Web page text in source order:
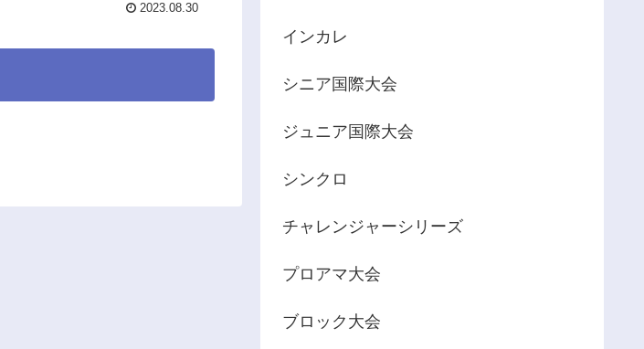
2023.08.30
インカレ
シニア国際大会
ジュニア国際大会
シンクロ
チャレンジャーシリーズ
プロアマ大会
ブロック大会